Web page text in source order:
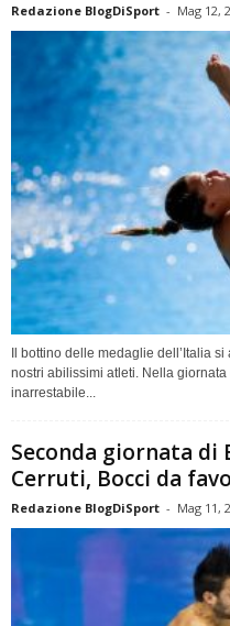
Redazione BlogDiSport - Mag 12,
Il bottino delle medaglie dell’Italia
nostri abilissimi atleti. Nella
inarrestabile...
Seconda giornata di
Cerruti, Bocci da
Redazione BlogDiSport - Mag 11,